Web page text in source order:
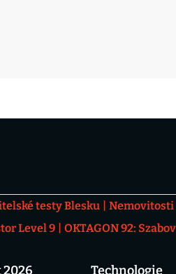
testy Blesku Nemovitosti
Level 9 OKTAGON 92:
2026 Technologie